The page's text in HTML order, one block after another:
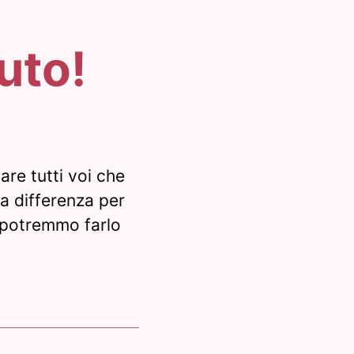
tutti voi che
differenza per
farlo